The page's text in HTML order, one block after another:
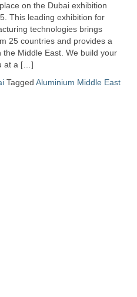
on the Dubai exhibition
This leading exhibition for
technologies brings
25 countries and provides a
Middle East. We build your
at a […]
Tagged Aluminium Middle East